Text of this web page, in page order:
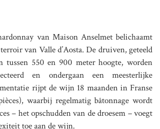
van Maison Anselmet belichaamt
van Valle d’Aosta. De druiven, geteeld
tussen 550 en 900 meter hoogte, worden
en ondergaan een meesterlijke
rijpt de wijn 18 maanden in Franse
waarbij regelmatig bâtonnage wordt
– het opschudden van de droesem – voegt
toe aan de wijn.